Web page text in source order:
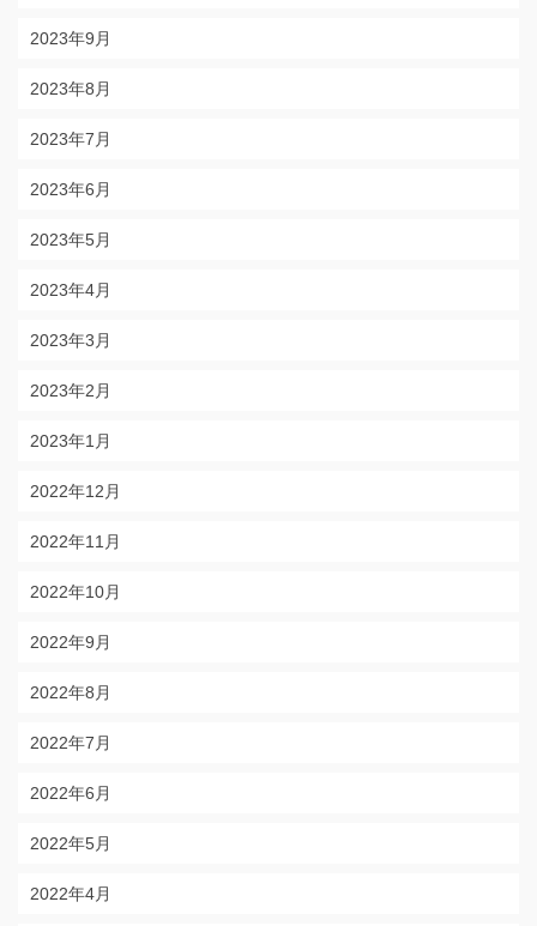
2023年9月
2023年8月
2023年7月
2023年6月
2023年5月
2023年4月
2023年3月
2023年2月
2023年1月
2022年12月
2022年11月
2022年10月
2022年9月
2022年8月
2022年7月
2022年6月
2022年5月
2022年4月